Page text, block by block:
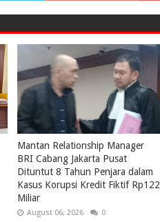
Mantan Relationship Manager
BRI Cabang Jakarta Pusat
Dituntut 8 Tahun Penjara dalam
Kasus Korupsi Kredit Fiktif Rp122
Miliar
August 06, 2026 0